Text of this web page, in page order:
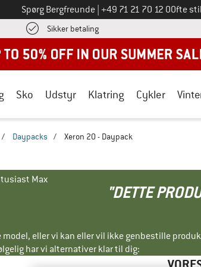
Spørg Bergfreunde Ring til os på
+49 71 21 70 12 0Ofte
Sikker betalingFind
Sko Udstyr Klatring Cykler
/ Daypacks / Xeron 20 - Daypack
Max
"DETTE
eller vi kan eller vil ikke genbestille
har vi alternativer klar til dig: